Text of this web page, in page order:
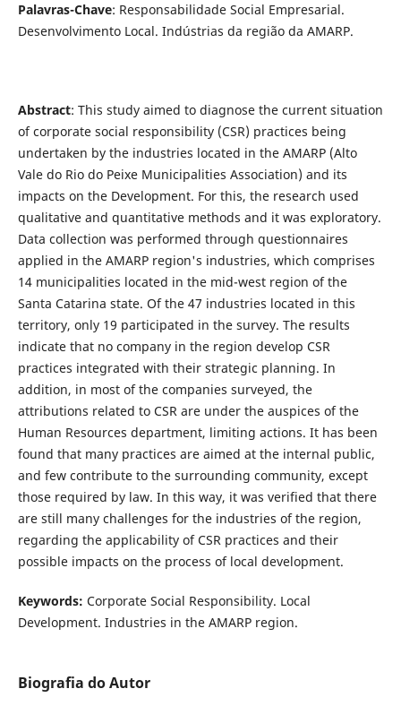
Palavras-Chave: Responsabilidade Social Empresarial.
Desenvolvimento Local. Indústrias da região da AMARP.
Abstract: This study aimed to diagnose the current situation
of corporate social responsibility (CSR) practices being
undertaken by the industries located in the AMARP (Alto
Vale do Rio do Peixe Municipalities Association) and its
impacts on the Development. For this, the research used
qualitative and quantitative methods and it was exploratory.
Data collection was performed through questionnaires
applied in the AMARP region's industries, which comprises
14 municipalities located in the mid-west region of the
Santa Catarina state. Of the 47 industries located in this
territory, only 19 participated in the survey. The results
indicate that no company in the region develop CSR
practices integrated with their strategic planning. In
addition, in most of the companies surveyed, the
attributions related to CSR are under the auspices of the
Human Resources department, limiting actions. It has been
found that many practices are aimed at the internal public,
and few contribute to the surrounding community, except
those required by law. In this way, it was verified that there
are still many challenges for the industries of the region,
regarding the applicability of CSR practices and their
possible impacts on the process of local development.
Keywords: Corporate Social Responsibility. Local
Development. Industries in the AMARP region.
Biografia do Autor